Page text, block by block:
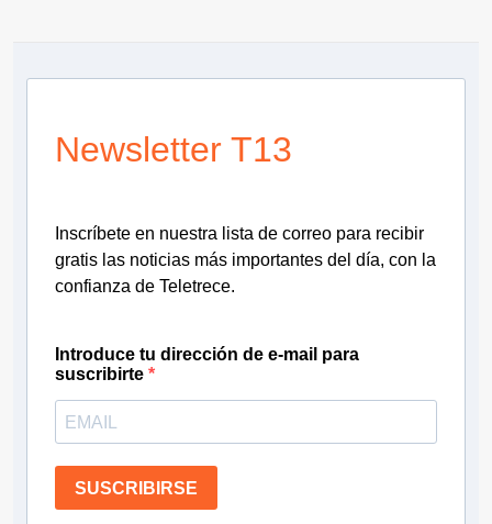
Newsletter T13
Inscríbete en nuestra lista de correo para recibir
gratis las noticias más importantes del día, con la
confianza de Teletrece.
Introduce tu dirección de e-mail para
suscribirte
SUSCRIBIRSE